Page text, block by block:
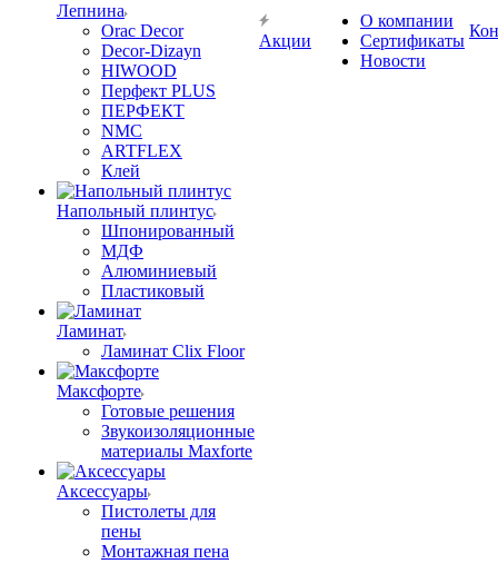
Лепнина
Orac Decor
Decor-Dizayn
HIWOOD
Перфект PLUS
ПЕРФЕКТ
NMC
ARTFLEX
Клей
Напольный плинтус
Шпонированный
МДФ
Алюминиевый
Пластиковый
Ламинат
Ламинат Clix Floor
Максфорте
Готовые решения
Звукоизоляционные
материалы Maxforte
Аксессуары
Пистолеты для
пены
Монтажная пена
Акции
О компании
Сертификаты
Новости